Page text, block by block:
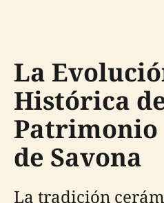
La
Histórica
Patrimonio
de Savona
La tradición